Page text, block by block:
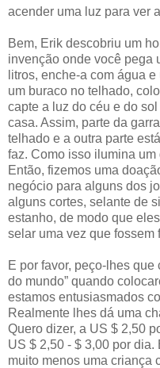
acender uma luz para ver
Bem, Erik descobriu um
invenção onde você pega
litros, enche-a com água
um buraco no telhado,
capte a luz do céu e do
casa. Assim, parte da
telhado e a outra parte
faz. Como isso ilumina
Então, fizemos uma
negócio para alguns dos
alguns cortes, selante de
estanho, de modo que
selar uma vez que fossem
E por favor, peço-lhes que
do mundo” quando
estamos entusiasmados
Realmente lhes dá uma
Quero dizer, a US $ 2,50
US $ 2,50 - $ 3,00 por
muito menos uma criança